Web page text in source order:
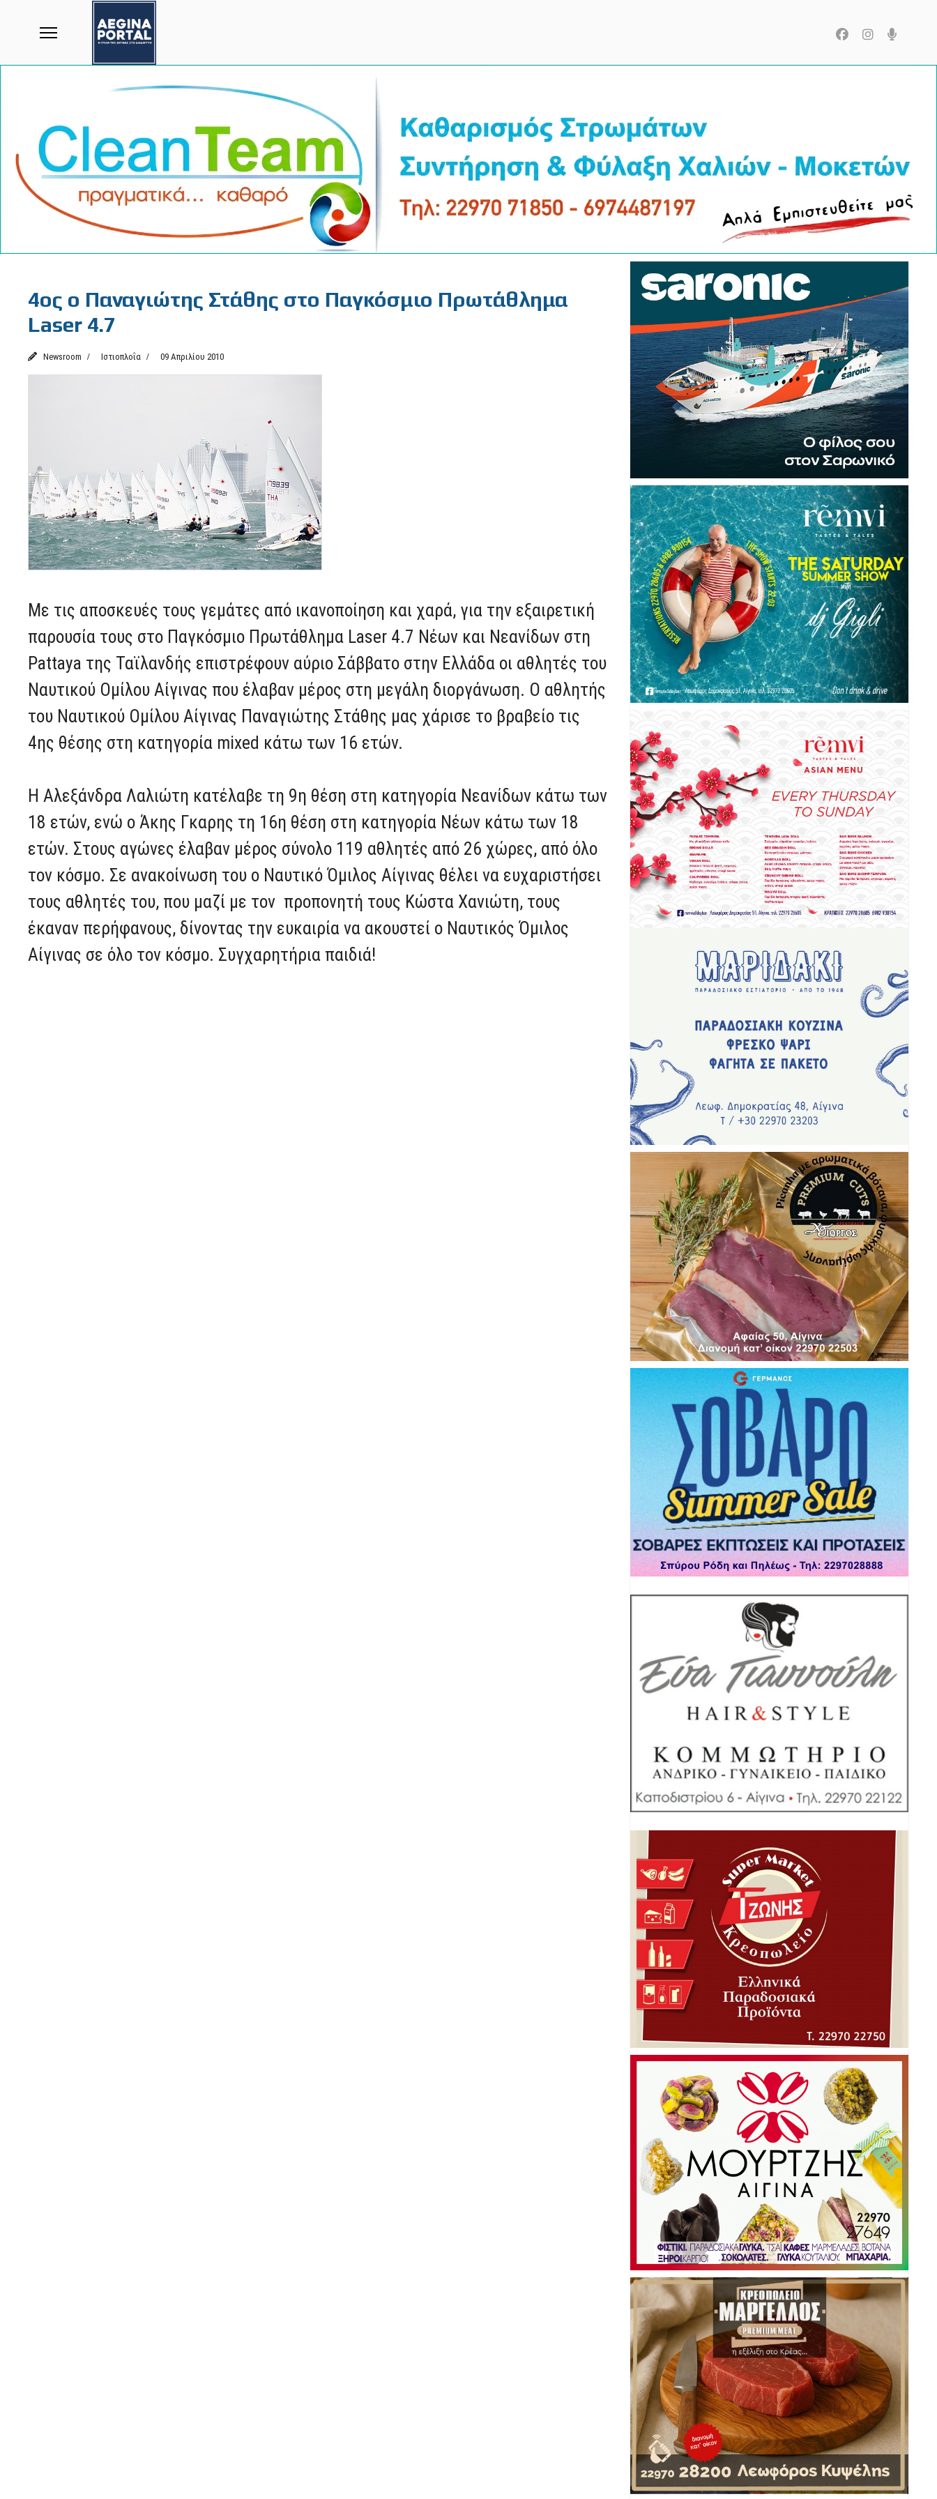
4ος ο Παναγιώτης Στάθης στο Παγκόσμιο Πρωτάθλημα
Laser 4.7
Newsroom Ιστιοπλοΐα 09 Απριλίου 2010
Με τις αποσκευές τους γεμάτες από ικανοποίηση και χαρά, για την εξαιρετική
παρουσία τους στο Παγκόσμιο Πρωτάθλημα Laser 4.7 Νέων και Νεανίδων στη
Pattaya της Ταϊλανδής επιστρέφουν αύριο Σάββατο στην Ελλάδα οι αθλητές του
Ναυτικού Ομίλου Αίγινας που έλαβαν μέρος στη μεγάλη διοργάνωση. Ο αθλητής
του Ναυτικού Ομίλου Αίγινας Παναγιώτης Στάθης μας χάρισε το βραβείο τις
4ης θέσης στη κατηγορία mixed κάτω των 16 ετών.
Η Αλεξάνδρα Λαλιώτη κατέλαβε τη 9η θέση στη κατηγορία Νεανίδων κάτω των
18 ετών, ενώ ο Άκης Γκαρης τη 16η θέση στη κατηγορία Νέων κάτω των 18
ετών. Στους αγώνες έλαβαν μέρος σύνολο 119 αθλητές από 26 χώρες, από όλο
τον κόσμο. Σε ανακοίνωση του ο Ναυτικό Όμιλος Αίγινας θέλει να ευχαριστήσει
τους αθλητές του, που μαζί με τον προπονητή τους Κώστα Χανιώτη, τους
έκαναν περήφανους, δίνοντας την ευκαιρία να ακουστεί ο Ναυτικός Όμιλος
Αίγινας σε όλο τον κόσμο. Συγχαρητήρια παιδιά!